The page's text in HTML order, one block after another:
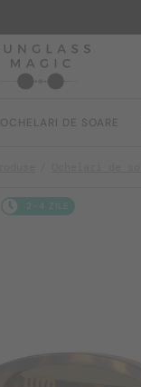
OCHELARI DE SOARE
2-4 ZILE